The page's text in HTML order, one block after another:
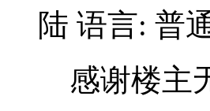
陆 语言: 普
感谢楼主